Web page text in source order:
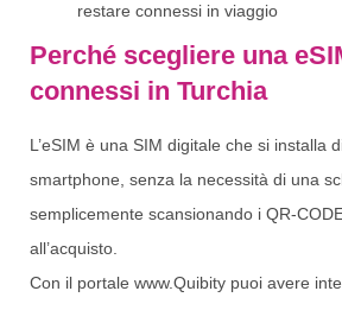
restare connessi in viaggio
Perché scegliere una
connessi in Turchia
L’eSIM è una SIM digitale che si installa
smartphone, senza la necessità di una
semplicemente scansionando i QR-
all’acquisto.
Con il portale www.Quibity puoi avere